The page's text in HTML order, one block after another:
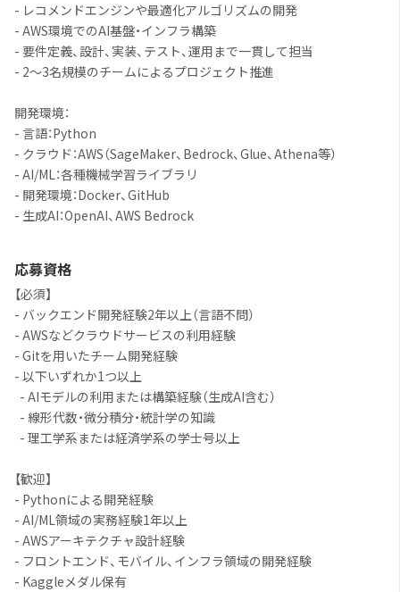
- レコメンドエンジンや最適化アルゴリズムの開発
- AWS環境でのAI基盤・インフラ構築
- 要件定義、設計、実装、テスト、運用まで一貫して担当
- 2〜3名規模のチームによるプロジェクト推進
開発環境：
- 言語：Python
- クラウド：AWS（SageMaker、Bedrock、Glue、Athena等）
- AI/ML：各種機械学習ライブラリ
- 開発環境：Docker、GitHub
- 生成AI：OpenAI、AWS Bedrock
応募資格
【必須】
- バックエンド開発経験2年以上（言語不問）
- AWSなどクラウドサービスの利用経験
- Gitを用いたチーム開発経験
- 以下いずれか1つ以上
- AIモデルの利用または構築経験（生成AI含む）
- 線形代数・微分積分・統計学の知識
- 理工学系または経済学系の学士号以上
【歓迎】
- Pythonによる開発経験
- AI/ML領域の実務経験1年以上
- AWSアーキテクチャ設計経験
- フロントエンド、モバイル、インフラ領域の開発経験
- Kaggleメダル保有